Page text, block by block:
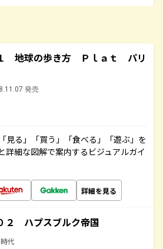
地球の歩き方 Ｐｌａｔ パリ
発売
見る」「買う」「食べる」「遊ぶ」を
詳細な図解で案内するビジュアルガイ
詳細を見る
２ ハプスブルク帝国
代